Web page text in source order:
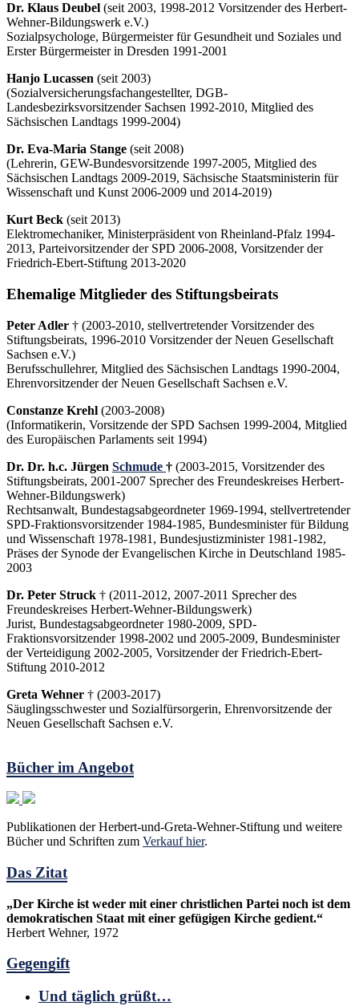
Dr. Klaus Deubel (seit 2003, 1998-2012 Vorsitzender des Herbert-
Wehner-Bildungswerk e.V.)
Sozialpsychologe, Bürgermeister für Gesundheit und Soziales und
Erster Bürgermeister in Dresden 1991-2001
Hanjo Lucassen (seit 2003)
(Sozialversicherungsfachangestellter, DGB-
Landesbezirksvorsitzender Sachsen 1992-2010, Mitglied des
Sächsischen Landtags 1999-2004)
Dr. Eva-Maria Stange (seit 2008)
(Lehrerin, GEW-Bundesvorsitzende 1997-2005, Mitglied des
Sächsischen Landtags 2009-2019, Sächsische Staatsministerin für
Wissenschaft und Kunst 2006-2009 und 2014-2019)
Kurt Beck (seit 2013)
Elektromechaniker, Ministerpräsident von Rheinland-Pfalz 1994-
2013, Parteivorsitzender der SPD 2006-2008, Vorsitzender der
Friedrich-Ebert-Stiftung 2013-2020
Ehemalige Mitglieder des Stiftungsbeirats
Peter Adler † (2003-2010, stellvertretender Vorsitzender des
Stiftungsbeirats, 1996-2010 Vorsitzender der Neuen Gesellschaft
Sachsen e.V.)
Berufsschullehrer, Mitglied des Sächsischen Landtags 1990-2004,
Ehrenvorsitzender der Neuen Gesellschaft Sachsen e.V.
Constanze Krehl (2003-2008)
(Informatikerin, Vorsitzende der SPD Sachsen 1999-2004, Mitglied
des Europäischen Parlaments seit 1994)
Dr. Dr. h.c. Jürgen Schmude † (2003-2015, Vorsitzender des
Stiftungsbeirats, 2001-2007 Sprecher des Freundeskreises Herbert-
Wehner-Bildungswerk)
Rechtsanwalt, Bundestagsabgeordneter 1969-1994, stellvertretender
SPD-Fraktionsvorsitzender 1984-1985, Bundesminister für Bildung
und Wissenschaft 1978-1981, Bundesjustizminister 1981-1982,
Präses der Synode der Evangelischen Kirche in Deutschland 1985-
2003
Dr. Peter Struck † (2011-2012, 2007-2011 Sprecher des
Freundeskreises Herbert-Wehner-Bildungswerk)
Jurist, Bundestagsabgeordneter 1980-2009, SPD-
Fraktionsvorsitzender 1998-2002 und 2005-2009, Bundesminister
der Verteidigung 2002-2005, Vorsitzender der Friedrich-Ebert-
Stiftung 2010-2012
Greta Wehner † (2003-2017)
Säuglingsschwester und Sozialfürsorgerin, Ehrenvorsitzende der
Neuen Gesellschaft Sachsen e.V.
Bücher im Angebot
Publikationen der Herbert-und-Greta-Wehner-Stiftung und weitere
Bücher und Schriften zum Verkauf hier.
Das Zitat
„Der Kirche ist weder mit einer christlichen Partei noch ist dem
demokratischen Staat mit einer gefügigen Kirche gedient.“
Herbert Wehner, 1972
Gegengift
Und täglich grüßt…